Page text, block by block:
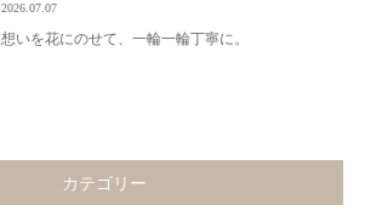
2026.07.07
想いを花にのせて、一輪一輪丁寧に。
カテゴリー